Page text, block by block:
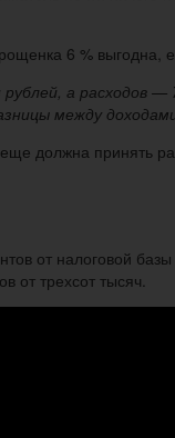
6 % выгодна,
а расходов
между
должна принять
от налоговой
от трехсот тысяч.